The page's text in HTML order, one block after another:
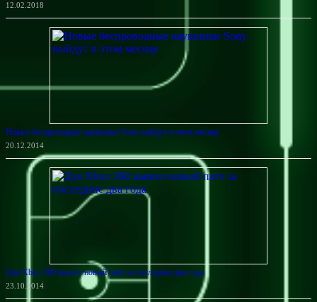
12.02.2018
Новые беспроводные наушники Sony выйдут в этом месяце
20.12.2014
Для Xbox 360 вышел новый патч за последние два года
23.10.2014